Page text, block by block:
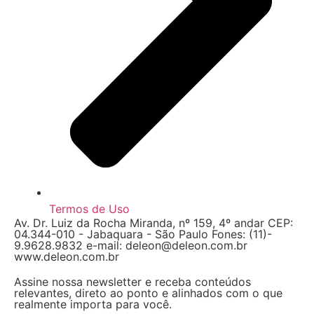
Termos de Uso
Av. Dr. Luiz da Rocha Miranda, nº 159, 4º andar CEP:
04.344-010 - Jabaquara - São Paulo Fones: (11)-
9.9628.9832 e-mail: deleon@deleon.com.br
www.deleon.com.br
Assine nossa newsletter e receba conteúdos
relevantes, direto ao ponto e alinhados com o que
realmente importa para você.